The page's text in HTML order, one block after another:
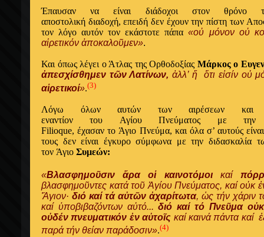
Έπαυσαν να είναι διάδοχοι στον θρόνο
αποστολική διαδοχή, επειδή δεν έχουν την πίστη των
τον λόγο αυτόν τον εκάστοτε πάπα«οὐ μόνον οὐ
αἱρετικόν ἀποκαλοῦμεν».
Και όπως λέγει ο Άτλας της Ορθοδοξίας Μάρκος ο
ἀπεσχίσθημεν τῶν Λατίνων,ἀλλ’ ἤ ὅτι εἰσίν οὐ
αἱρετικοί».(3)
Λόγω όλων αυτών των αιρέσεων και
εναντίον του Αγίου Πνεύματος με την
Filioque, έχασαν το Άγιο Πνεύμα, και όλα σ’ αυτούς
τους δεν είναι έγκυρο σύμφωνα με την διδασκαλία
τον Άγιο Συμεών:
«Βλασφημοῦσιν ἄρα οἱ καινοτόμοι καί
βλασφημοῦντες κατά τοῦ Ἁγίου Πνεύματος, καί οὐκ
Ἅγιον· διό καί τά αὐτῶν ἀχαρίτωτα, ὡς τήν χάριν
καί ὑποβιβαζόντων αὐτό...διό καί τό Πνεῦμα
οὐδέν πνευματικόν ἐν αὐτοῖς καί καινά πάντα καί
παρά τήν θείαν παράδοσιν».(4)